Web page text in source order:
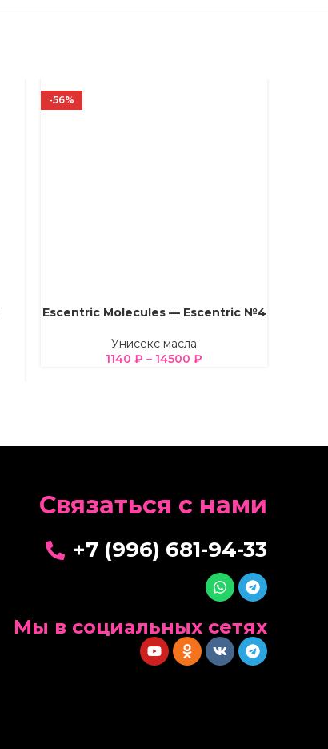
-56%
ВЫБЕРИТЕ ПАРАМЕТРЫ
Escentric Molecules — Escentric №4
Унисекс масла
1140 ₽ – 14500 ₽
Cвязаться с нами
+7 (996) 681-94-33
Мы в социальных сетях